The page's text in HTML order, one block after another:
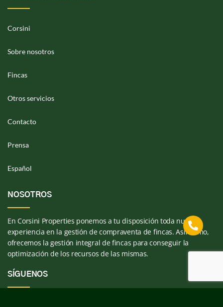
Corsini
Sobre nosotros
Fincas
Otros servicios
Contacto
Prensa
Español
NOSOTROS
En Corsini Properties ponemos a tu disposición toda nuestra
experiencia en la gestión de compraventa de fincas. Asimismo,
ofrecemos la gestión integral de fincas para conseguir la
optimización de los recursos de las mismas.
SÍGUENOS